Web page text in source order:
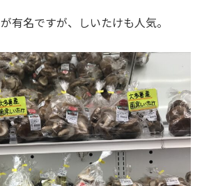
有名ですが、しいたけも人気。